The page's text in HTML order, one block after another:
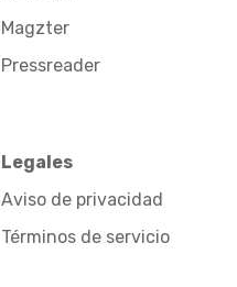
Magzter
Pressreader
Legales
Aviso de privacidad
Términos de servicio